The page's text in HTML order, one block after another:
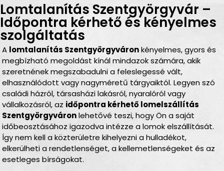
Lomtalanítás Szentgyörgyvár –
Időpontra kérhető és kényelmes
szolgáltatás
A lomtalanítás Szentgyörgyváronkényelmes, gyors és
megbízható megoldást kínál mindazok számára, akik
szeretnének megszabadulni a feleslegessé vált,
elhasználódott vagy nagyméretű tárgyaiktól. Legyen szó
családi házról, társasházi lakásról, nyaralóról vagy
vállalkozásról, az időpontra kérhető lomelszállítás
Szentgyörgyváronlehetővé teszi, hogy Ön a saját
időbeosztásához igazodva intézze a lomok elszállítását.
Így nem kell a közterületre kihelyezni a hulladékot,
elkerülheti a rendetlenséget, a kellemetlenségeket és az
esetleges bírságokat.